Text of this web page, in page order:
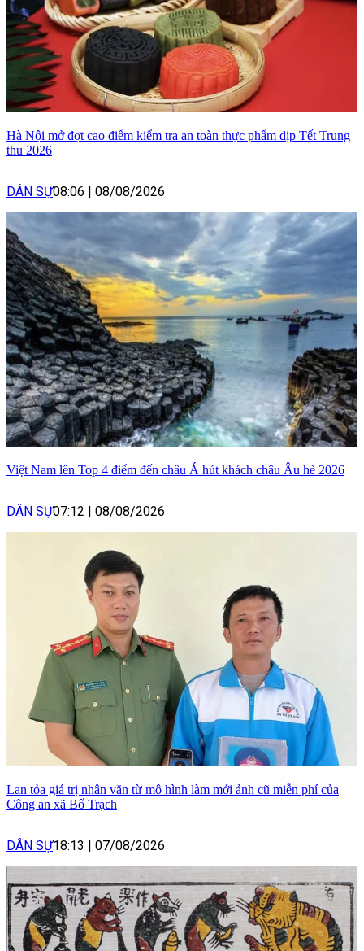
Hà Nội mở đợt cao điểm kiểm tra an toàn thực phẩm dịp Tết Trung
thu 2026
DÂN SỰ08:06 08/08/2026
Việt Nam lên Top 4 điểm đến châu Á hút khách châu Âu hè 2026
DÂN SỰ07:12 08/08/2026
Lan tỏa giá trị nhân văn từ mô hình làm mới ảnh cũ miễn phí của
Công an xã Bố Trạch
DÂN SỰ18:13 07/08/2026